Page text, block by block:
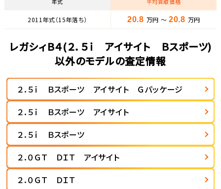
2011年式（15年落ち） 20.8 万円 ～ 20.8 万円
レガシィＢ４(２．５ｉ アイサイト Ｂスポーツ)
以外のモデルの査定情報
２．５ｉ Ｂスポーツ アイサイト Ｇパッケージ
２．５ｉ Ｂスポーツ アイサイト
２．５ｉ Ｂスポーツ
２．０ＧＴ ＤＩＴ アイサイト
２．０ＧＴ ＤＩＴ